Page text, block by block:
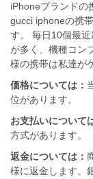
iPhoneブランドの
gucci iphoneの携
す。 毎日10個最
が多く、機種コン
様の携帯は私達が
価格については：
位があります。
お支払いについて
方式があります。
返金については：
様に返金します。